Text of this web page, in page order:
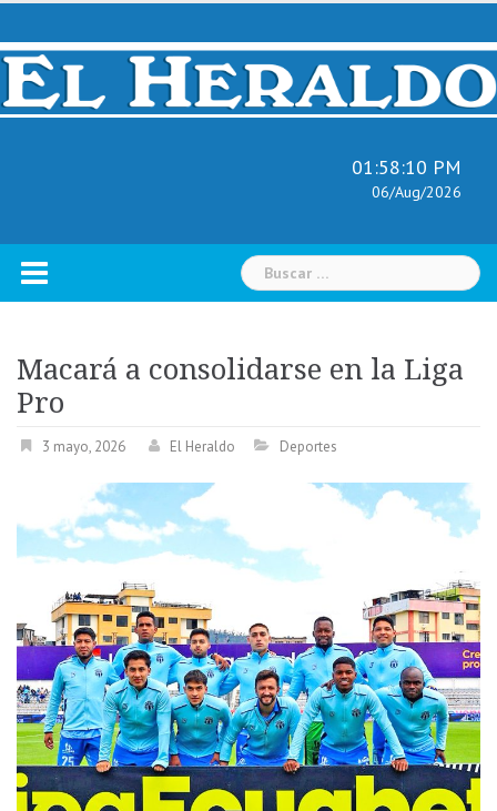
Skip
content
01:58:11 PM
06/Aug/2026
Buscar:
Macará a consolidarse en la Liga
Pro
3 mayo, 2026 El Heraldo Deportes